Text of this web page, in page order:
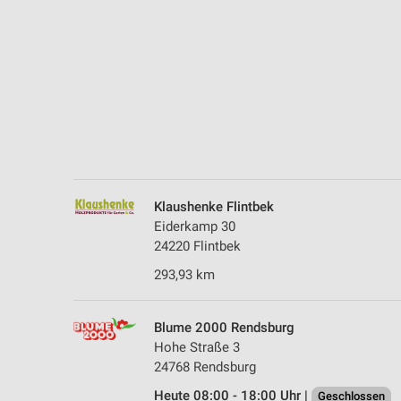
Klaushenke Flintbek
Eiderkamp 30
24220 Flintbek
293,93 km
Blume 2000 Rendsburg
Hohe Straße 3
24768 Rendsburg
Heute 08:00 - 18:00 Uhr |
Geschlossen
Geräte anhand von aktiv angeforderten Informationen
Performance